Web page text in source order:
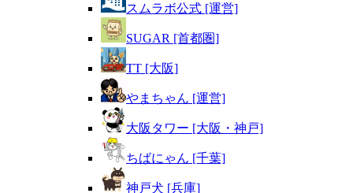
スムラボ公式 [運営]
SUGAR [首都圏]
TT [大阪]
やまちゃん [運営]
大阪タワー [大阪・神戸]
ちばにゃん [千葉]
神戸犬 [兵庫]